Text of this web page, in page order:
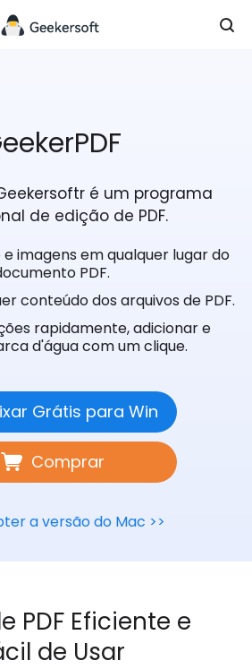
é um programa
de edição de PDF.
imagens em qualquer lugar do
PDF.
conteúdo dos arquivos de PDF.
rapidamente, adicionar e
d'água com um clique.
Grátis para Win
Comprar
a versão do Mac >>
PDF Eficiente e
de Usar